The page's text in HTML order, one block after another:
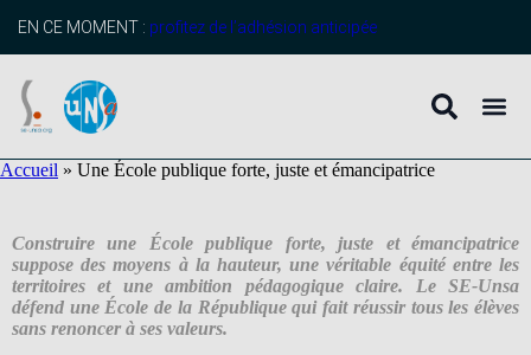
principal
EN CE MOMENT : profitez de l’adhésion anticipée
Accueil » Une École publique forte, juste et émancipatrice
Construire une École publique forte, juste et émancipatrice
suppose des moyens à la hauteur, une véritable équité entre les
territoires et une ambition pédagogique claire. Le SE-Unsa
défend une École de la République qui fait réussir tous les élèves
sans renoncer à ses valeurs.